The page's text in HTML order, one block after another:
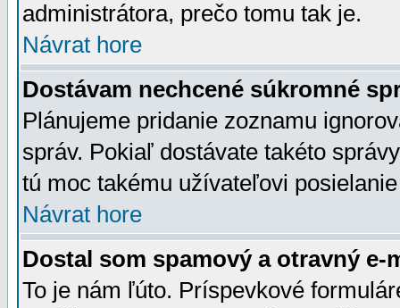
administrátora, prečo tomu tak je.
Návrat hore
Dostávam nechcené súkromné
Plánujeme pridanie zoznamu
správ. Pokiaľ dostávate takéto
tú moc takému užívateľovi
Návrat hore
Dostal som spamový a otravný e-
To je nám ľúto. Príspevkové